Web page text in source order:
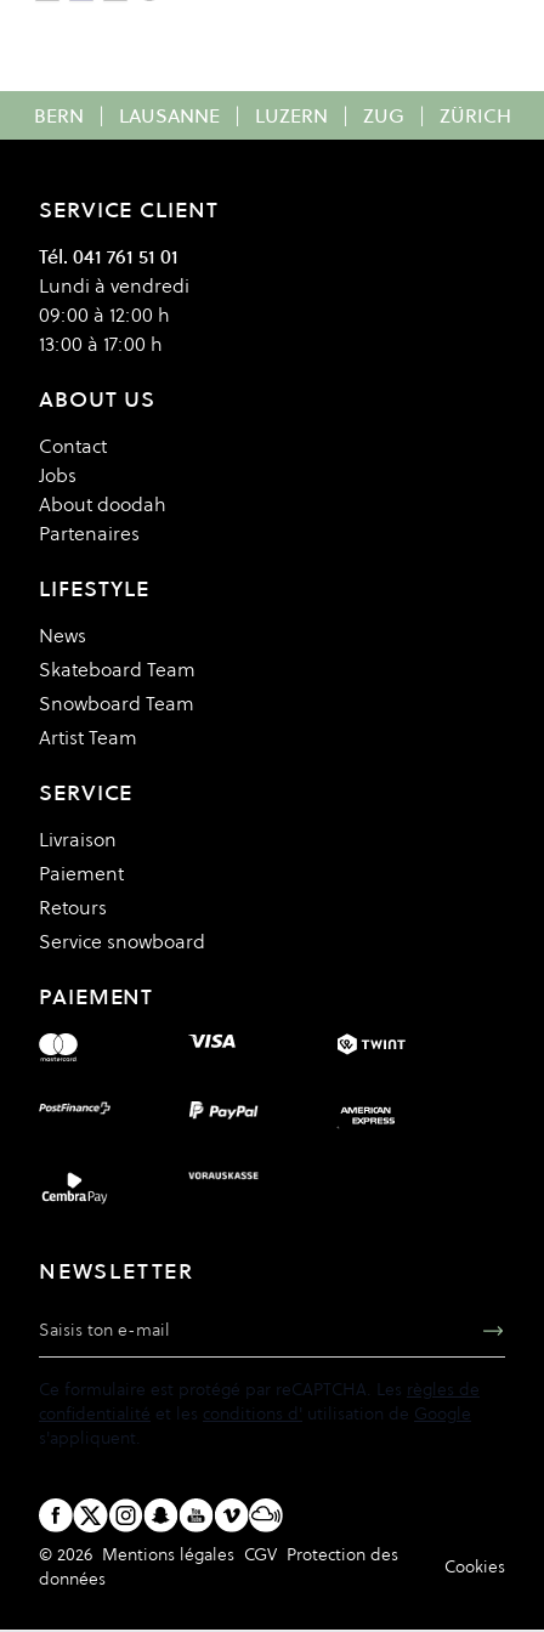
BERN | LAUSANNE | LUZERN | ZUG | ZÜRICH
SERVICE CLIENT
Tél. 041 761 51 01
Lundi à vendredi
09:00 à 12:00 h
13:00 à 17:00 h
ABOUT US
Contact
Jobs
About doodah
Partenaires
LIFESTYLE
News
Skateboard Team
Snowboard Team
Artist Team
SERVICE
Livraison
Paiement
Retours
Service snowboard
PAIEMENT
NEWSLETTER
Adresse e-mail
Ce formulaire est protégé par reCAPTCHA. Les règles de
confidentialité et les conditions d' utilisation de Google
s'appliquent.
© 2026 Mentions légales CGV Protection des
données
Cookies